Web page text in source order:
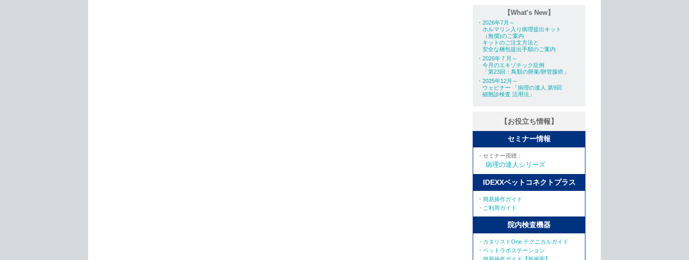
【What’s New】
・2026年7月～
ホルマリン入り病理提出キット
（無償)のご案内
キットのご注文方法と
安全な梱包提出手順のご案内
・2026年７月～
今月のエキゾチック症例
「第23回：鳥類の卵巣/卵管腺癌」
・2025年12月～
ウェビナー 「病理の達人 第9回
細胞診検査 活用法」
【お役立ち情報】
セミナー情報
・セミナー視聴：
病理の達人シリーズ
IDEXXベットコネクトプラス
・ 簡易操作ガイド
・ ご利用ガイド
院内検査機器
・ カタリストOne テクニカルガイド
・ ベットラボステーション